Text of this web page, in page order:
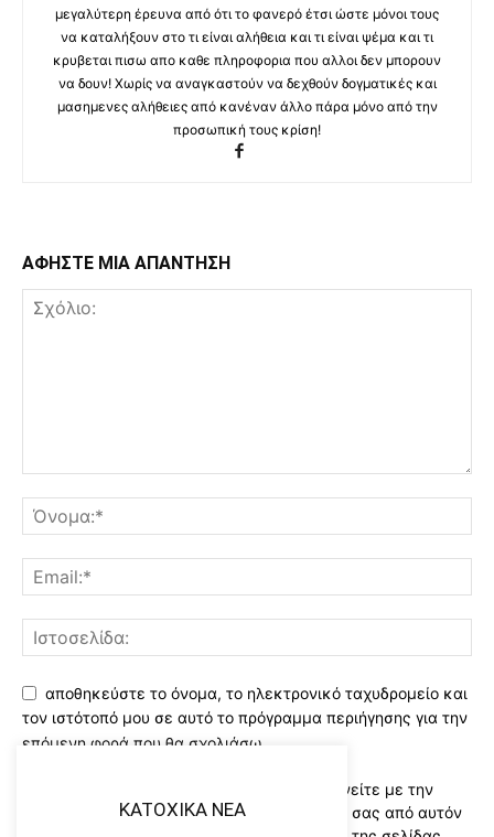
μεγαλύτερη έρευνα από ότι το φανερό έτσι ώστε μόνοι τους
να καταλήξουν στο τι είναι αλήθεια και τι είναι ψέμα και τι
κρυβεται πισω απο καθε πληροφορια που αλλοι δεν μπορουν
να δουν! Χωρίς να αναγκαστούν να δεχθούν δογματικές και
μασημενες αλήθειες από κανέναν άλλο πάρα μόνο από την
προσωπική τους κρίση!
ΑΦΗΣΤΕ ΜΙΑ ΑΠΑΝΤΗΣΗ
αποθηκεύστε το όνομα, το ηλεκτρονικό ταχυδρομείο και
τον ιστότοπό μου σε αυτό το πρόγραμμα περιήγησης για την
επόμενη φορά που θα σχολιάσω.
Χρησιμοποιώντας αυτό το έντυπο συμφωνείτε με την
αποθήκευση και χειρισμό των δεδομένων σας από αυτόν
KATOXIKA NEA